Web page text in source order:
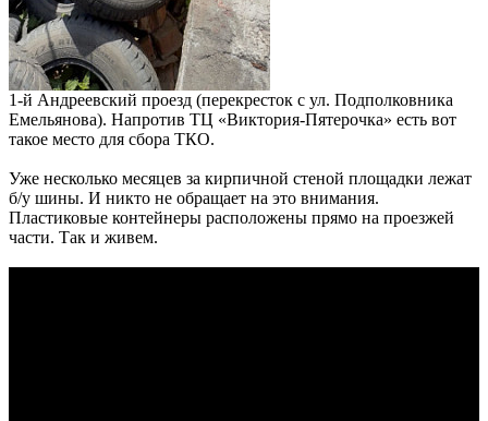
1-й Андреевский проезд (перекресток с ул. Подполковника
Емельянова). Напротив ТЦ «Виктория-Пятерочка» есть вот
такое место для сбора ТКО.
Уже несколько месяцев за кирпичной стеной площадки лежат
б/у шины. И никто не обращает на это внимания.
Пластиковые контейнеры расположены прямо на проезжей
части. Так и живем.